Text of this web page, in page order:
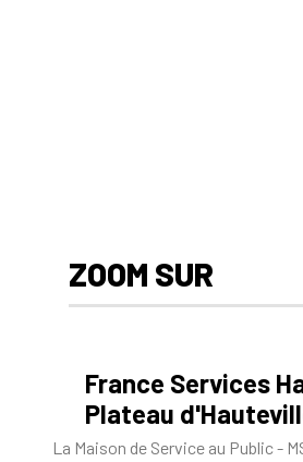
ZOOM SUR
France Services
Plateau
La Maison de Service au Public -